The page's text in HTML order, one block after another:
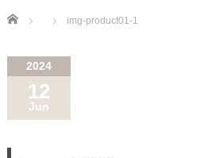
Home img-product01-1
2024
12
Jun